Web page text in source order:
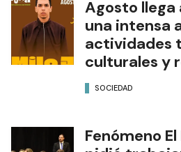
Agosto llega
una intensa
actividades
culturales y
SOCIEDAD
Fenómeno